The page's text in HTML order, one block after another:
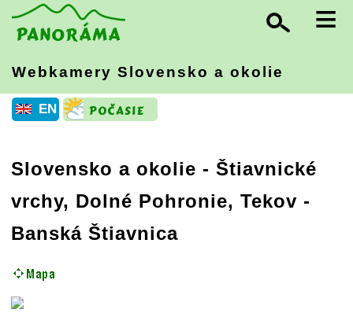
≡
Webkamery Slovensko a okolie
EN
Slovensko a okolie - Štiavnické
vrchy, Dolné Pohronie, Tekov -
Banská Štiavnica